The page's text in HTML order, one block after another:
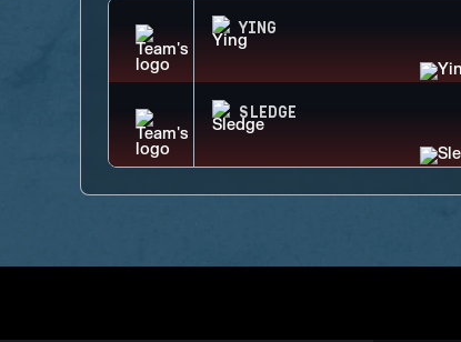
YING
SLEDGE